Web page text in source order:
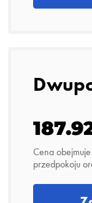
Cena
przedpokoju